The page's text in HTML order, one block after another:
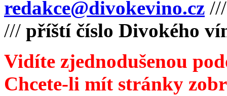
redakce@divokevino.cz
/// příští číslo Divokého
Vidíte zjednodušenou
Chcete-li mít stránky